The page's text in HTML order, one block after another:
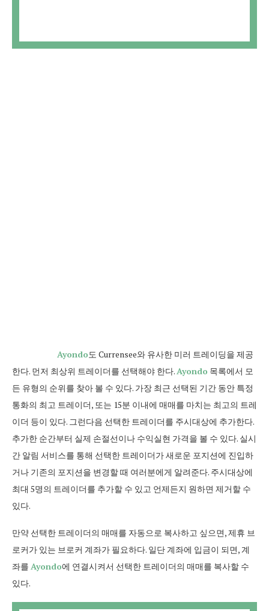
Ayondo도 Currensee와 유사한 미러 트레이딩을 제공
한다. 먼저 최상위 트레이더를 선택해야 한다. Ayondo 목록에서 모
든 유형의 순위를 찾아 볼 수 있다. 가장 최근 선택된 기간 동안 특정
통화의 최고 트레이더, 또는 15분 이내에 매매를 마치는 최고의 트레
이더 등이 있다. 그런다음 선택한 트레이더를 주시대상에 추가한다.
추가한 순간부터 실제 손절선이나 수익실현 가격을 볼 수 있다. 실시
간 알림 서비스를 통해 선택한 트레이더가 새로운 포지션에 진입하
거나 기존의 포지션을 변경할 때 여러분에게 알려준다. 주시대상에
최대 5명의 트레이더를 추가할 수 있고 언제든지 원하면 제거할 수
있다.
만약 선택한 트레이더의 매매를 자동으로 복사하고 싶으면, 제휴 브
로커가 있는 브로커 계좌가 필요하다. 일단 계좌에 입금이 되면, 계
좌를 Ayondo에 연결시켜서 선택한 트레이더의 매매를 복사할 수
있다.